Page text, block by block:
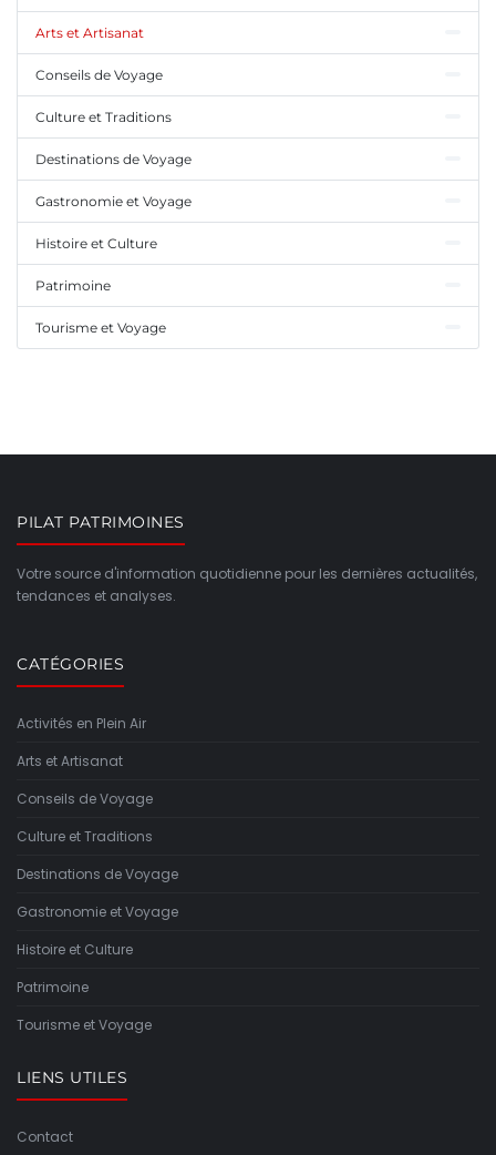
Arts et Artisanat
Conseils de Voyage
Culture et Traditions
Destinations de Voyage
Gastronomie et Voyage
Histoire et Culture
Patrimoine
Tourisme et Voyage
PILAT PATRIMOINES
Votre source d'information quotidienne pour les dernières actualités,
tendances et analyses.
CATÉGORIES
Activités en Plein Air
Arts et Artisanat
Conseils de Voyage
Culture et Traditions
Destinations de Voyage
Gastronomie et Voyage
Histoire et Culture
Patrimoine
Tourisme et Voyage
LIENS UTILES
Contact